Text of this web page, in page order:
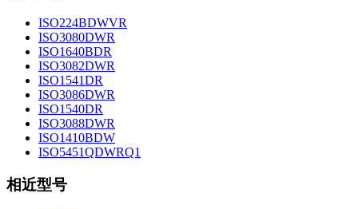
ISO224BDWVR
ISO3080DWR
ISO1640BDR
ISO3082DWR
ISO1541DR
ISO3086DWR
ISO1540DR
ISO3088DWR
ISO1410BDW
ISO5451QDWRQ1
相近型号